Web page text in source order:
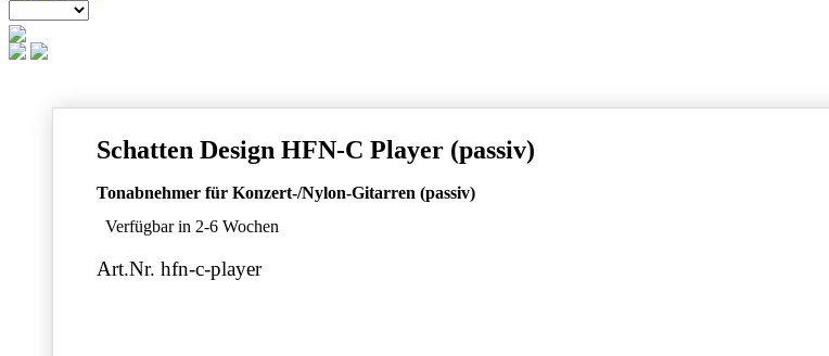
Schatten Design HFN-C Player (passiv)
Tonabnehmer für Konzert-/Nylon-Gitarren (passiv)
Verfügbar in 2-6 Wochen
Art.Nr. hfn-c-player